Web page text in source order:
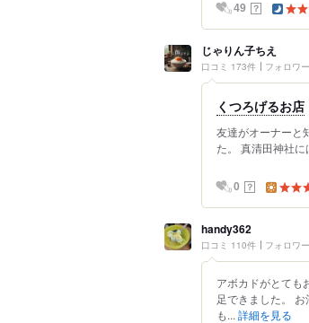
49 ？
じゃりん子ちえ
口コミ 173件 フォロワ
くつろげるお店
友達がオーナーと
た。 真清田神社
0 ？
handy362
口コミ 110件 フォロワ
アボカドがとても
足できました。
も... 詳細を見る